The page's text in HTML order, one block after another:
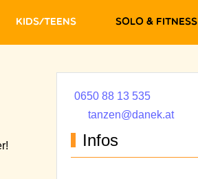
Kids/Teens Solo & Fitness
0650 88 13 535
tanzen@danek.at
Infos